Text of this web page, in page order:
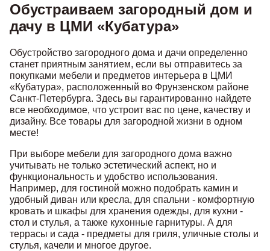
Обустраиваем загородный дом и
дачу в ЦМИ «Кубатура»
Обустройство загородного дома и дачи определенно
станет приятным занятием, если вы отправитесь за
покупками мебели и предметов интерьера в ЦМИ
«Кубатура», расположенный во Фрунзенском районе
Санкт-Петербурга. Здесь вы гарантированно найдете
все необходимое, что устроит вас по цене, качеству и
дизайну. Все товары для загородной жизни в одном
месте!
При выборе мебели для загородного дома важно
учитывать не только эстетический аспект, но и
функциональность и удобство использования.
Например, для гостиной можно подобрать камин и
удобный диван или кресла, для спальни - комфортную
кровать и шкафы для хранения одежды, для кухни -
стол и стулья, а также кухонные гарнитуры. А для
террасы и сада - предметы для гриля, уличные столы и
стулья, качели и многое другое.